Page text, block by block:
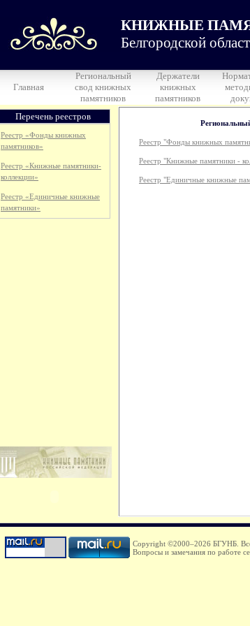
КНИЖНЫЕ
Белгородской
Главная
Региональный
свод книжных
памятников
Держатели
книжных
памятников
Перечень реестров
Реестр «Фонды книжных
памятников»
Реестр «Книжные памятники-
коллекции»
Реестр «Единичные книжные
памятники»
Реестр "Фонды книжных
Реестр "Книжные памятники -
Реестр "Единичные книжные
Copyright ©2000–2026 БГУНБ.
Вопросы и замечания по работе